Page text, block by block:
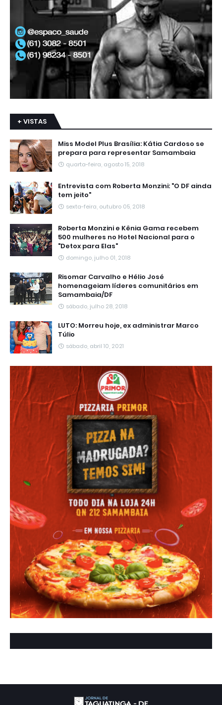
+ VISTAS
Miss Model Plus Brasília: Kátia Cardoso se
prepara para representar Samambaia
quarta-feira, agosto 15, 2018
Entrevista com Roberta Monzini: "O DF ainda
tem jeito"
sexta-feira, outubro 05, 2018
Roberta Monzini e Kênia Gama recebem
500 mulheres no Hotel Nacional para o
"Detox para Elas"
domingo, julho 01, 2018
Risomar Carvalho e Hélio José
homenageiam líderes comunitários em
Samambaia/DF
sábado, julho 28, 2018
LUTO: Morreu hoje, ex administrar Marco
Túlio
sábado, abril 10, 2021